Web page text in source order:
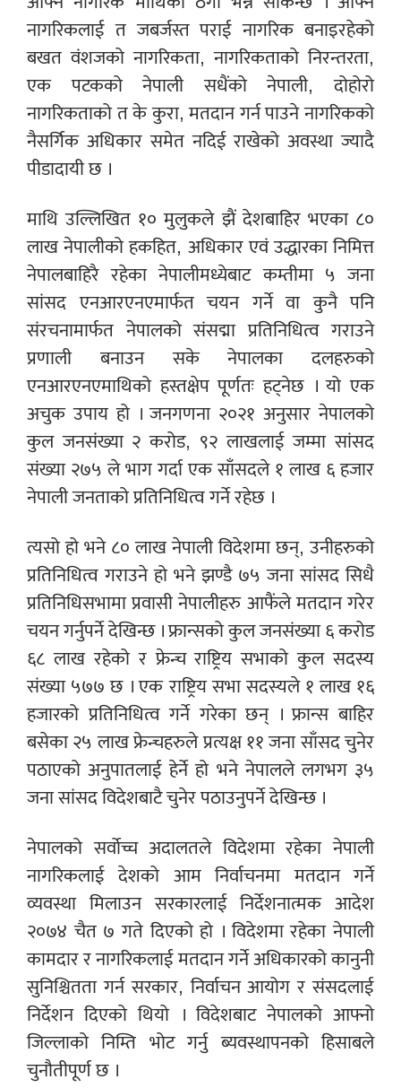
नागरिकलाई त जबर्जस्त पराई नागरिक बनाइरहेको
बखत वंशजको नागरिकता, नागरिकताको निरन्तरता,
एक पटकको नेपाली सधैंको नेपाली, दोहोरो
नागरिकताको त के कुरा, मतदान गर्न पाउने नागरिकको
नैसर्गिक अधिकार समेत नदिई राखेको अवस्था ज्यादै
पीडादायी छ ।
माथि उल्लिखित १० मुलुकले झैं देशबाहिर भएका ८०
लाख नेपालीको हकहित, अधिकार एवं उद्धारका निमित्त
नेपालबाहिरै रहेका नेपालीमध्येबाट कम्तीमा ५ जना
सांसद एनआरएनएमार्फत चयन गर्ने वा कुनै पनि
संरचनामार्फत नेपालको संसद्मा प्रतिनिधित्व गराउने
प्रणाली बनाउन सके नेपालका दलहरुको
एनआरएनएमाथिको हस्तक्षेप पूर्णतः हट्नेछ । यो एक
अचुक उपाय हो । जनगणना २०२१ अनुसार नेपालको
कुल जनसंख्या २ करोड, ९२ लाखलाई जम्मा सांसद
संख्या २७५ ले भाग गर्दा एक साँसदले १ लाख ६ हजार
नेपाली जनताको प्रतिनिधित्व गर्ने रहेछ ।
त्यसो हो भने ८० लाख नेपाली विदेशमा छन्, उनीहरुको
प्रतिनिधित्व गराउने हो भने झण्डै ७५ जना सांसद सिधै
प्रतिनिधिसभामा प्रवासी नेपालीहरु आफैंले मतदान गरेर
चयन गर्नुपर्ने देखिन्छ । फ्रान्सको कुल जनसंख्या ६ करोड
६८ लाख रहेको र फ्रेन्च राष्ट्रिय सभाको कुल सदस्य
संख्या ५७७ छ । एक राष्ट्रिय सभा सदस्यले १ लाख १६
हजारको प्रतिनिधित्व गर्ने गरेका छन् । फ्रान्स बाहिर
बसेका २५ लाख फ्रेन्चहरुले प्रत्यक्ष ११ जना साँसद चुनेर
पठाएको अनुपातलाई हेर्ने हो भने नेपालले लगभग ३५
जना सांसद विदेशबाटै चुनेर पठाउनुपर्ने देखिन्छ ।
नेपालको सर्वोच्च अदालतले विदेशमा रहेका नेपाली
नागरिकलाई देशको आम निर्वाचनमा मतदान गर्ने
व्यवस्था मिलाउन सरकारलाई निर्देशनात्मक आदेश
२०७४ चैत ७ गते दिएको हो । विदेशमा रहेका नेपाली
कामदार र नागरिकलाई मतदान गर्ने अधिकारको कानुनी
सुनिश्चितता गर्न सरकार, निर्वाचन आयोग र संसदलाई
निर्देशन दिएको थियो । विदेशबाट नेपालको आफ्नो
जिल्लाको निम्ति भोट गर्नु ब्यवस्थापनको हिसाबले
चुनौतीपूर्ण छ ।